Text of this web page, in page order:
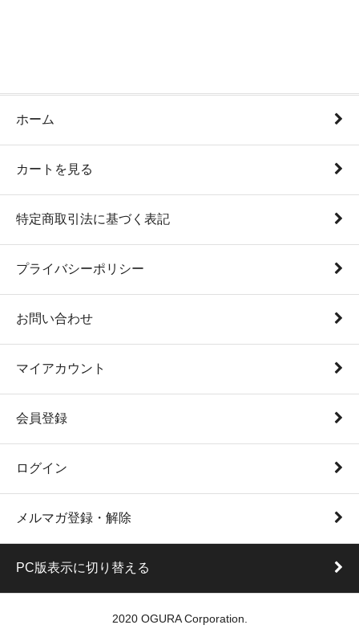
ホーム
カートを見る
特定商取引法に基づく表記
プライバシーポリシー
お問い合わせ
マイアカウント
会員登録
ログイン
メルマガ登録・解除
PC版表示に切り替える
2020 OGURA Corporation.